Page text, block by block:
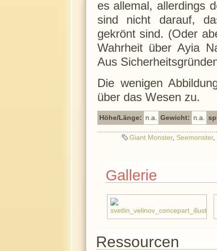
es allemal, allerdings
sind nicht darauf,
gekrönt sind. (Oder
Wahrheit über Ayia
Aus
Die wenigen
über das Wesen zu.
Höhe/Länge: n.a. Gewicht: n.a.
Giant Monster, Seemonster,
Gallerie
Ressourcen